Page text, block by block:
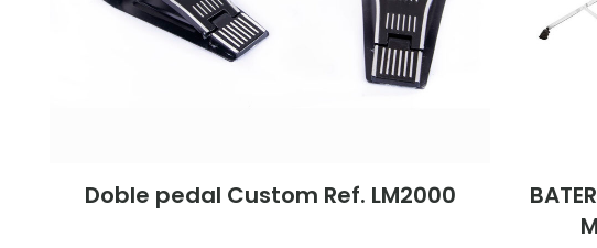
Doble pedal Custom Ref. LM2000